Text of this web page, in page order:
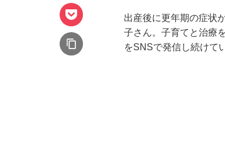
出産後に更年期の症状
子さん。子育てと治療
をSNSで発信し続けて